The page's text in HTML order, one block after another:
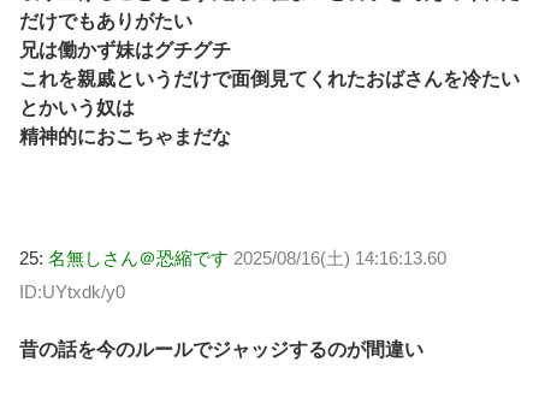
だけでもありがたい
兄は働かず妹はグチグチ
これを親戚というだけで面倒見てくれたおばさんを冷たい
とかいう奴は
精神的におこちゃまだな
25: 名無しさん＠恐縮です 2025/08/16(土) 14:16:13.60
ID:UYtxdk/y0
昔の話を今のルールでジャッジするのが間違い